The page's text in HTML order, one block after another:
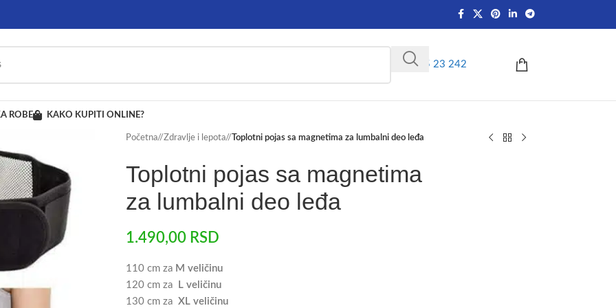
(064) 95 23 242
ROBE KAKO KUPITI ONLINE?
Početna/ Zdravlje i lepota/ Toplotni pojas sa magnetima za lumbalni deo leđa
Toplotni pojas sa magnetima
za lumbalni deo leđa
1.490,00 RSD
110 cm za M veličinu
120 cm za
L veličinu
130 cm za XL veličinu